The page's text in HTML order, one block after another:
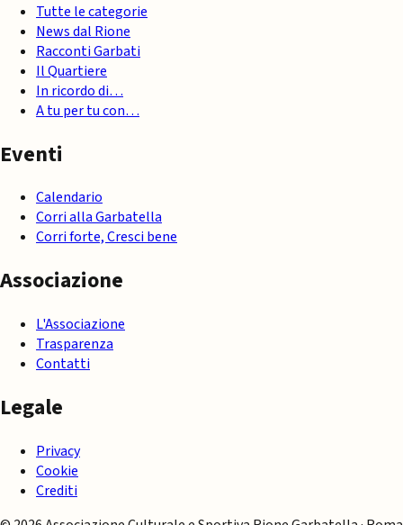
Tutte le categorie
News dal Rione
Racconti Garbati
Il Quartiere
In ricordo di…
A tu per tu con…
Eventi
Calendario
Corri alla Garbatella
Corri forte, Cresci bene
Associazione
L'Associazione
Trasparenza
Contatti
Legale
Privacy
Cookie
Crediti